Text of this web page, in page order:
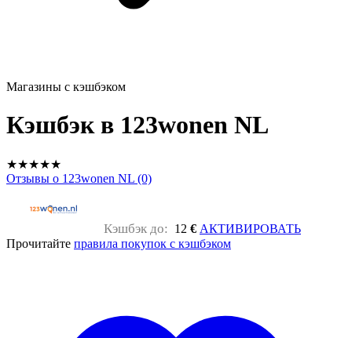
Магазины с кэшбэком
Кэшбэк в 123wonen NL
★★★★★
Отзывы о 123wonen NL (0)
Кэшбэк до: 12 € АКТИВИРОВАТЬ
Прочитайте правила покупок с кэшбэком